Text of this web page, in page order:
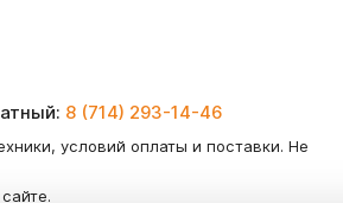
8 (714) 293-14-46
условий оплаты и поставки. Не